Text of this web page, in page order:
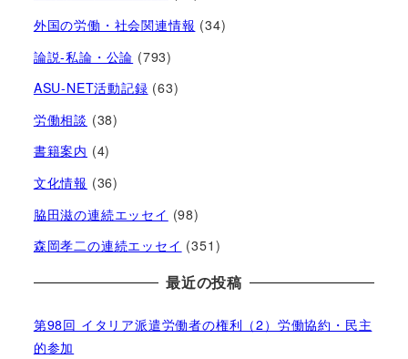
外国の労働・社会関連情報 (34)
論説-私論・公論 (793)
ASU-NET活動記録 (63)
労働相談 (38)
書籍案内 (4)
文化情報 (36)
脇田滋の連続エッセイ (98)
森岡孝二の連続エッセイ (351)
最近の投稿
第98回 イタリア派遣労働者の権利（2）労働協約・民主
的参加